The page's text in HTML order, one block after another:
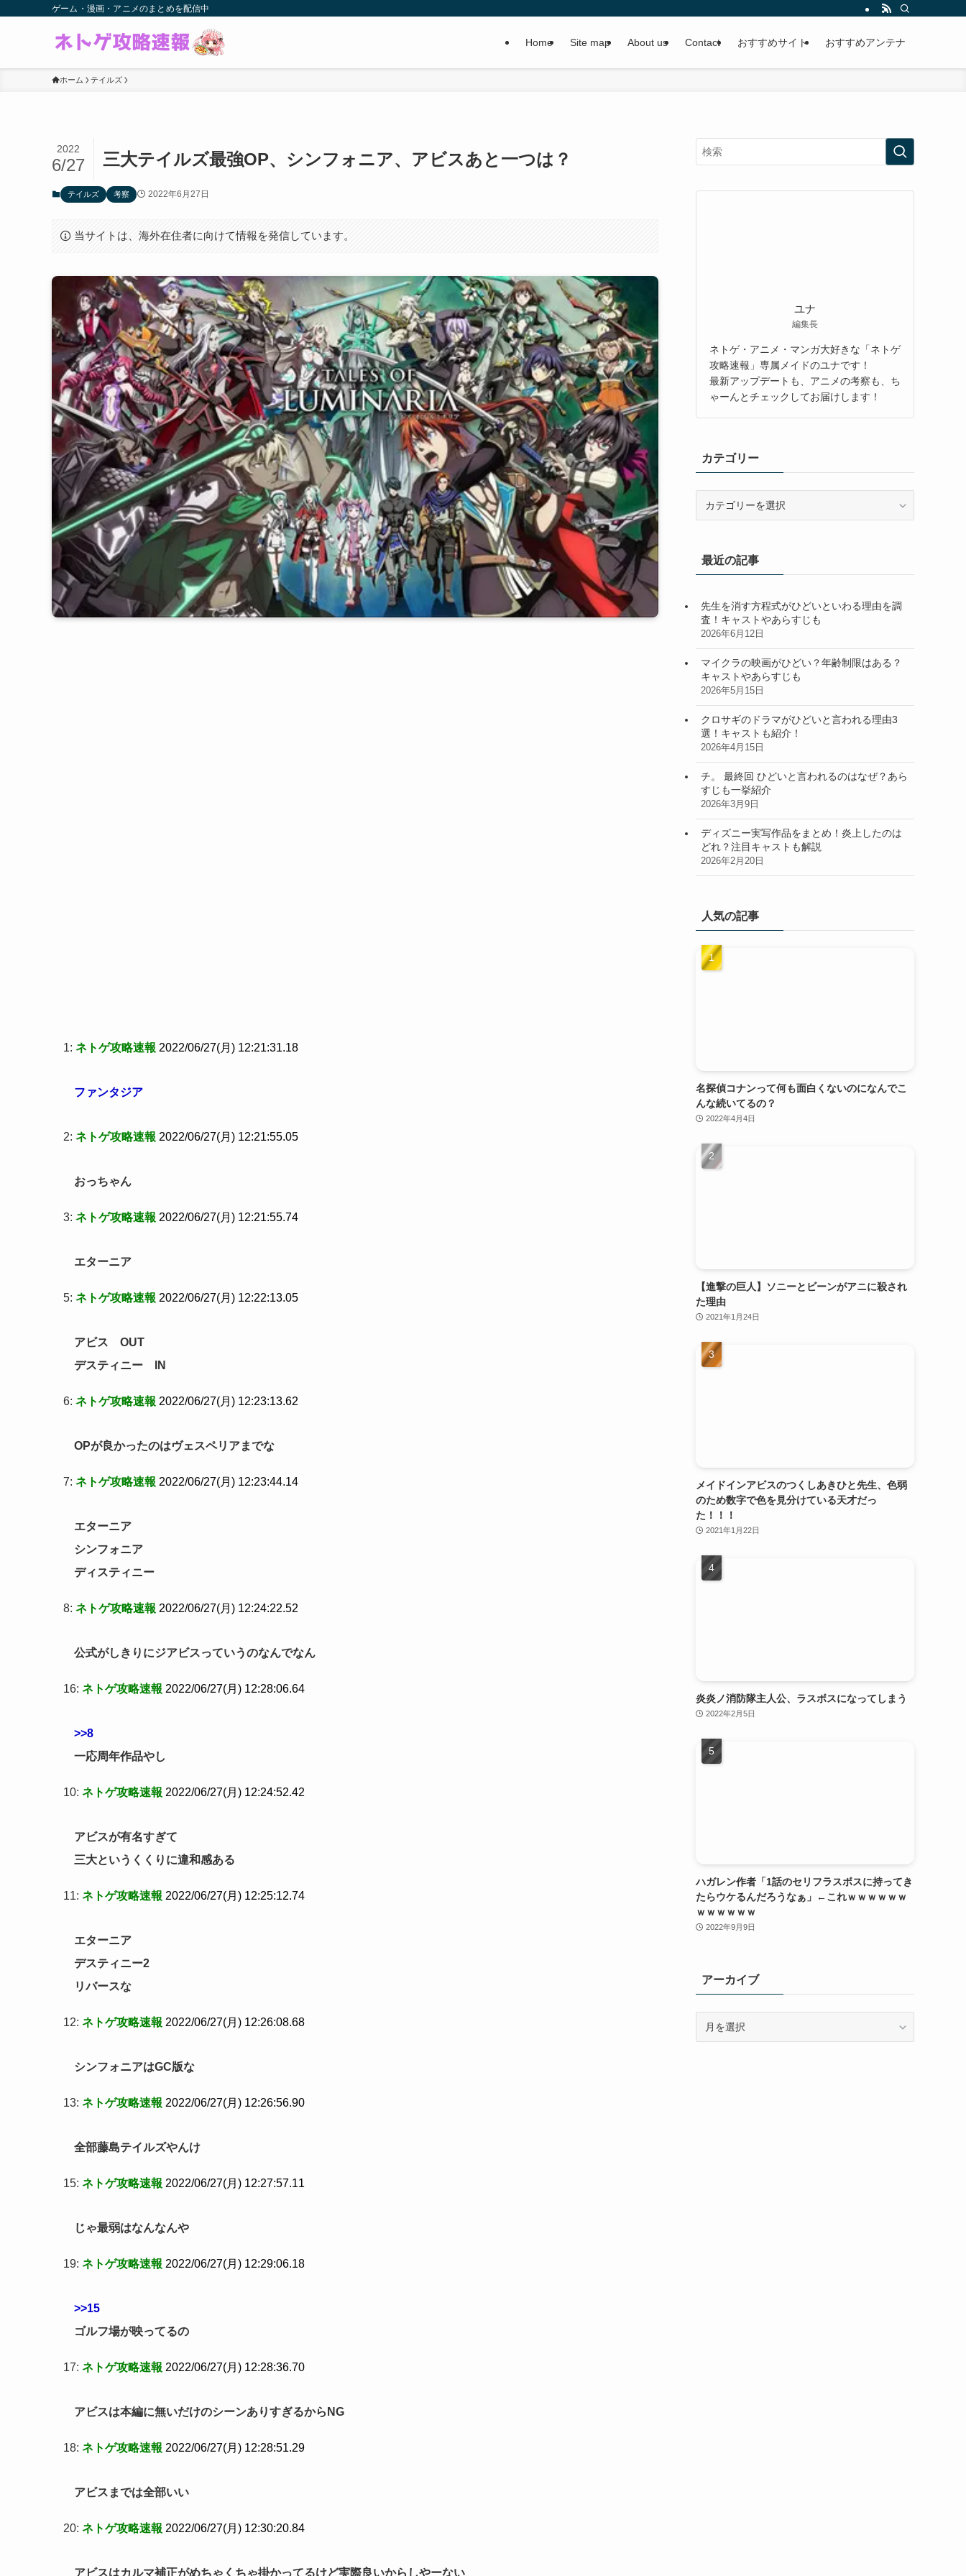
ゲーム・漫画・アニメのまとめを配信中
Home Site map About us Contact おすすめサイト おすすめアンテナ
ホーム テイルズ
三大テイルズ最強OP、シンフォニア、アビスあと一つは？
2022
6/27
テイルズ 考察 2022年6月27日
当サイトは、海外在住者に向けて情報を発信しています。
1: ネトゲ攻略速報 2022/06/27(月) 12:21:31.18
ファンタジア
2: ネトゲ攻略速報 2022/06/27(月) 12:21:55.05
おっちゃん
3: ネトゲ攻略速報 2022/06/27(月) 12:21:55.74
エターニア
5: ネトゲ攻略速報 2022/06/27(月) 12:22:13.05
アビス OUT
デスティニー IN
6: ネトゲ攻略速報 2022/06/27(月) 12:23:13.62
OPが良かったのはヴェスペリアまでな
7: ネトゲ攻略速報 2022/06/27(月) 12:23:44.14
エターニア
シンフォニア
ディスティニー
8: ネトゲ攻略速報 2022/06/27(月) 12:24:22.52
公式がしきりにジアビスっていうのなんでなん
16: ネトゲ攻略速報 2022/06/27(月) 12:28:06.64
>>8
一応周年作品やし
10: ネトゲ攻略速報 2022/06/27(月) 12:24:52.42
アビスが有名すぎて
三大というくくりに違和感ある
11: ネトゲ攻略速報 2022/06/27(月) 12:25:12.74
エターニア
デスティニー2
リバースな
12: ネトゲ攻略速報 2022/06/27(月) 12:26:08.68
シンフォニアはGC版な
13: ネトゲ攻略速報 2022/06/27(月) 12:26:56.90
全部藤島テイルズやんけ
15: ネトゲ攻略速報 2022/06/27(月) 12:27:57.11
じゃ最弱はなんなんや
19: ネトゲ攻略速報 2022/06/27(月) 12:29:06.18
>>15
ゴルフ場が映ってるの
17: ネトゲ攻略速報 2022/06/27(月) 12:28:36.70
アビスは本編に無いだけのシーンありすぎるからNG
18: ネトゲ攻略速報 2022/06/27(月) 12:28:51.29
アビスまでは全部いい
20: ネトゲ攻略速報 2022/06/27(月) 12:30:20.84
アビスはカルマ補正がめちゃくちゃ掛かってるけど実際良いからしやーない
ユナ
編集長
ネトゲ・アニメ・マンガ大好きな「ネトゲ
攻略速報」専属メイドのユナです！
最新アップデートも、アニメの考察も、ち
ゃーんとチェックしてお届けします！
カテゴリー
ー最近の記事
先生を消す方程式がひどいといわる理由を調
査！キャストやあらすじも
2026年6月12日
マイクラの映画がひどい？年齢制限はある？
キャストやあらすじも
2026年5月15日
クロサギのドラマがひどいと言われる理由3
選！キャストも紹介！
2026年4月15日
チ。 最終回 ひどいと言われるのはなぜ？あら
すじも一挙紹介
2026年3月9日
ディズニー実写作品をまとめ！炎上したのは
どれ？注目キャストも解説
2026年2月20日
人気の記事
名探偵コナンって何も面白くないのになんでこ
んな続いてるの？
2022年4月4日
【進撃の巨人】ソニーとビーンがアニに殺され
た理由
2021年1月24日
メイドインアビスのつくしあきひと先生、色弱
のため数字で色を見分けている天才だっ
た！！！
2021年1月22日
炎炎ノ消防隊主人公、ラスボスになってしまう
2022年2月5日
ハガレン作者「1話のセリフラスボスに持ってき
たらウケるんだろうなぁ」←これｗｗｗｗｗｗ
ｗｗｗｗｗｗ
2022年9月9日
アーカイブ